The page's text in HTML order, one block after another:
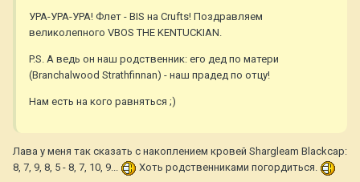
УРА-УРА-УРА! Флет - BIS на Crufts! Поздравляем
великолепного VBOS THE KENTUCKIAN.
P.S. А ведь он наш родственник: его дед по матери
(Branchalwood Strathfinnan) - наш прадед по отцу!
Нам есть на кого равняться ;)
Лава у меня так сказать с накоплением кровей Shargleam Blackcap:
8, 7, 9, 8, 5 - 8, 7, 10, 9...
Хоть родственниками погордиться.